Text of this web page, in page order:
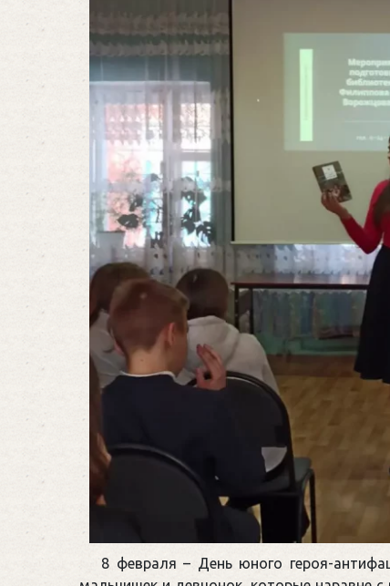
8 февраля – День юного героя-